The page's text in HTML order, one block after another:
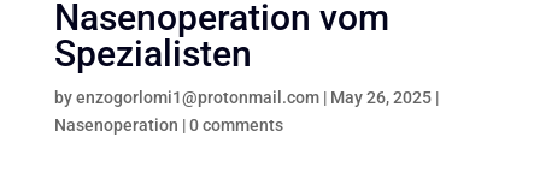
Nasenoperation vom
Spezialisten
byenzogorlomi1@protonmail.com| May 26, 2025|
Nasenoperation |0 comments